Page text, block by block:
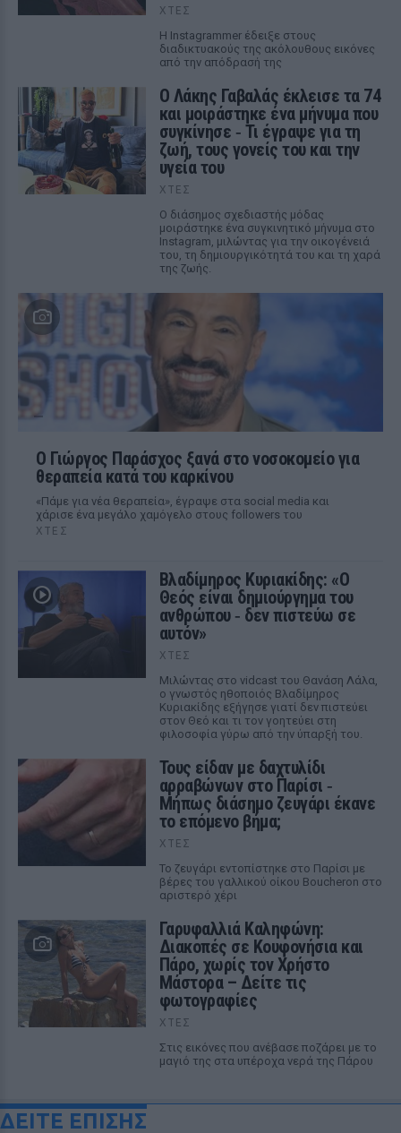
ΧΤΕΣ
Η Instagrammer έδειξε στους
διαδικτυακούς της ακόλουθους εικόνες
από την απόδρασή της
Ο Λάκης Γαβαλάς έκλεισε τα 74
και μοιράστηκε ένα μήνυμα που
συγκίνησε ‑ Τι έγραψε για τη
ζωή, τους γονείς του και την
υγεία του
ΧΤΕΣ
Ο διάσημος σχεδιαστής μόδας
μοιράστηκε ένα συγκινητικό μήνυμα στο
Instagram, μιλώντας για την οικογένειά
του, τη δημιουργικότητά του και τη χαρά
της ζωής.
O Γιώργος Παράσχος ξανά στο νοσοκομείο για
θεραπεία κατά του καρκίνου
«Πάμε για νέα θεραπεία», έγραψε στα social media και
χάρισε ένα μεγάλο χαμόγελο στους followers του
ΧΤΕΣ
Βλαδίμηρος Κυριακίδης: «Ο
Θεός είναι δημιούργημα του
ανθρώπου ‑ δεν πιστεύω σε
αυτόν»
ΧΤΕΣ
Μιλώντας στο vidcast του Θανάση Λάλα,
ο γνωστός ηθοποιός Βλαδίμηρος
Κυριακίδης εξήγησε γιατί δεν πιστεύει
στον Θεό και τι τον γοητεύει στη
φιλοσοφία γύρω από την ύπαρξή του.
Τους είδαν με δαχτυλίδι
αρραβώνων στο Παρίσι ‑
Μήπως διάσημο ζευγάρι έκανε
το επόμενο βήμα;
ΧΤΕΣ
Το ζευγάρι εντοπίστηκε στο Παρίσι με
βέρες του γαλλικού οίκου Boucheron στο
αριστερό χέρι
Γαρυφαλλιά Καληφώνη:
Διακοπές σε Κουφονήσια και
Πάρο, χωρίς τον Χρήστο
Μάστορα – Δείτε τις
φωτογραφίες
ΧΤΕΣ
Στις εικόνες που ανέβασε ποζάρει με το
μαγιό της στα υπέροχα νερά της Πάρου
ΔΕΙΤΕ ΕΠΙΣΗΣ